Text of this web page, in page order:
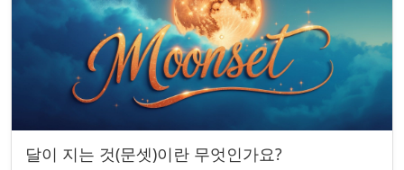
달이 지는 것(문셋)이란 무엇인가요?